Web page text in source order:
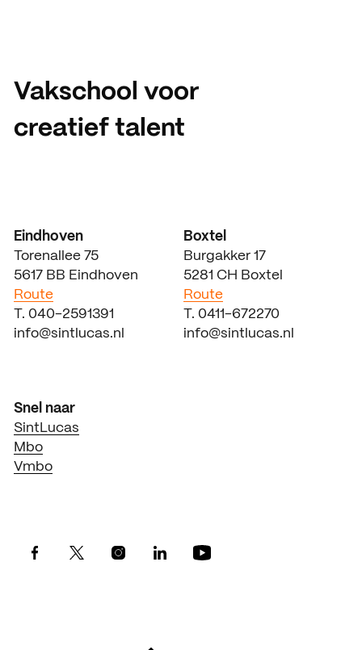
Vakschool voor
creatief talent
Eindhoven
Torenallee 75
5617 BB Eindhoven
Route
T. 040-2591391
info@sintlucas.nl
Boxtel
Burgakker 17
5281 CH Boxtel
Route
T. 0411-672270
info@sintlucas.nl
Snel naar
SintLucas
Mbo
Vmbo